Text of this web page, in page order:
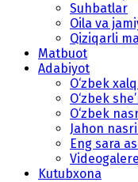
Suhbatlar
Oila va
Qiziqarli
Matbuot
Adabiyot
O‘zbek
O‘zbek
O‘zbek
Jahon
Eng sara
Kutubxona